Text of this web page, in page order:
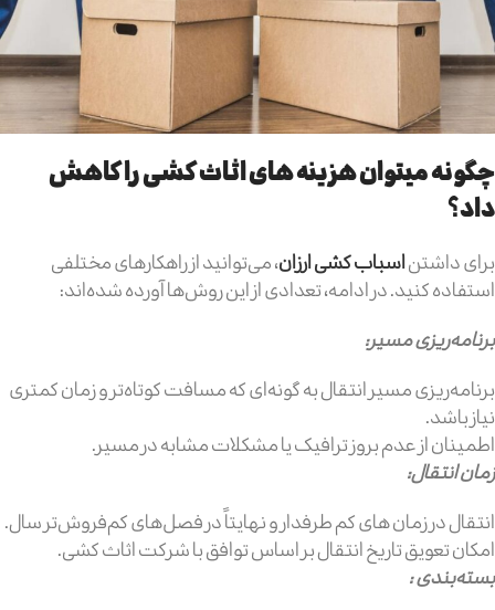
چگونه میتوان هزینه های اثاث کشی را کاهش
داد؟
برای داشتناسباب کشی ارزان، می‌توانید از راهکارهای مختلفی
استفاده کنید. در ادامه، تعدادی از این روش‌ها آورده شده‌اند:
برنامه‌ریزی مسیر:
برنامه‌ریزی مسیر انتقال به گونه‌ای که مسافت کوتاه‌تر و زمان کمتری
نیاز باشد.
اطمینان از عدم بروز ترافیک یا مشکلات مشابه در مسیر.
زمان انتقال:
انتقال در زمان های کم طرفدار و نهایتاً در فصل‌های کم‌فروش‌تر سال.
امکان تعویق تاریخ انتقال بر اساس توافق با شرکت اثاث کشی.
بسته‌بندی :